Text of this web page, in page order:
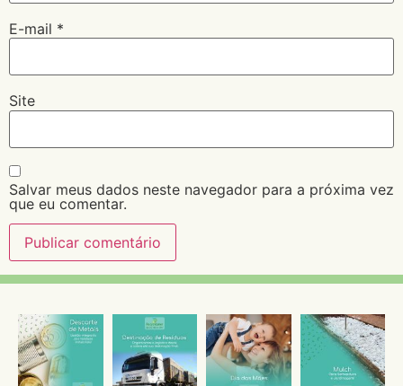
E-mail *
Site
Salvar meus dados neste navegador para a próxima vez
que eu comentar.